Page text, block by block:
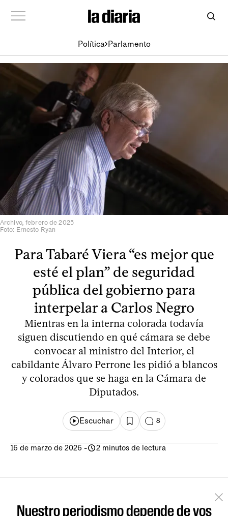
Política Parlamento
Archivo, febrero de 2025
Foto: Ernesto Ryan
Para Tabaré Viera “es mejor que
esté el plan” de seguridad
pública del gobierno para
interpelar a Carlos Negro
Mientras en la interna colorada todavía
siguen discutiendo en qué cámara se debe
convocar al ministro del Interior, el
cabildante Álvaro Perrone les pidió a blancos
y colorados que se haga en la Cámara de
Diputados.
Escuchar 8
16 de marzo de 2026 - 2 minutos de lectura
Nuestro periodismo depende de vos